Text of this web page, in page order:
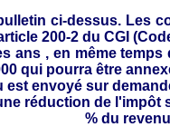
ci-dessus. Les
200-2 du CGI
ans , en même
qui pourra être
est envoyé sur
réduction de l'impôt
% du